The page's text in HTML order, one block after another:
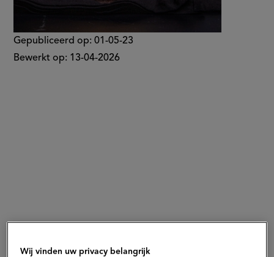
Gepubliceerd op: 01-05-23
Bewerkt op: 13-04-2026
Wij vinden uw privacy belangrijk